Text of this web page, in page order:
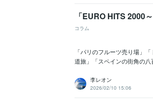
「EURO HITS 2000
コラム
「パリのフルーツ売り場」
道旅」「スペインの街角の
李レオン
2026/02/10 15:06